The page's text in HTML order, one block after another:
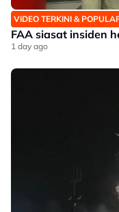
VIDEO TERKINI &
FAA siasat insiden
1 day ago